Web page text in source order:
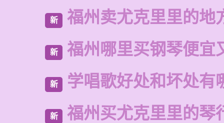
新 福州卖尤克里里的地
新 福州哪里买钢琴便宜
新 学唱歌好处和坏处有
新 福州买尤克里里的琴